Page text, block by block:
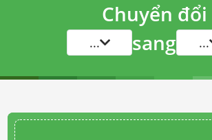
Chuyển đổi
... sang ...